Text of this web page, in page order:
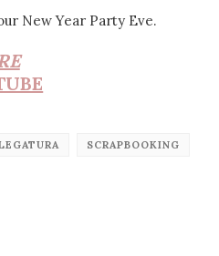
New Year Party Eve.
SCRAPBOOKING